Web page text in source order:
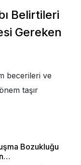
Belirtileri
Gereken
becerileri ve
taşır
Bozukluğu